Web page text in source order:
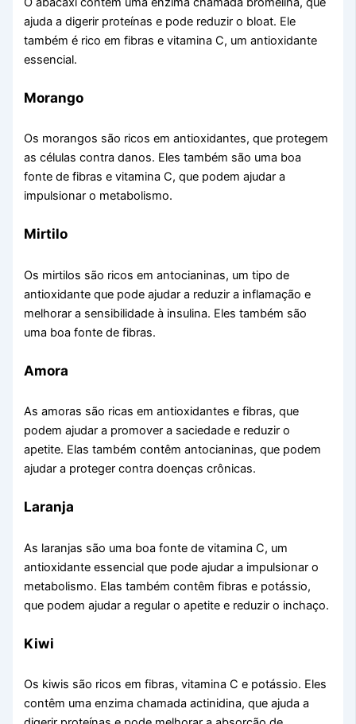
ajuda a digerir proteínas e pode reduzir o bloat. Ele
também é rico em fibras e vitamina C, um antioxidante
essencial.
Morango
Os morangos são ricos em antioxidantes, que protegem
as células contra danos. Eles também são uma boa
fonte de fibras e vitamina C, que podem ajudar a
impulsionar o metabolismo.
Mirtilo
Os mirtilos são ricos em antocianinas, um tipo de
antioxidante que pode ajudar a reduzir a inflamação e
melhorar a sensibilidade à insulina. Eles também são
uma boa fonte de fibras.
Amora
As amoras são ricas em antioxidantes e fibras, que
podem ajudar a promover a saciedade e reduzir o
apetite. Elas também contêm antocianinas, que podem
ajudar a proteger contra doenças crônicas.
Laranja
As laranjas são uma boa fonte de vitamina C, um
antioxidante essencial que pode ajudar a impulsionar o
metabolismo. Elas também contêm fibras e potássio,
que podem ajudar a regular o apetite e reduzir o inchaço.
Kiwi
Os kiwis são ricos em fibras, vitamina C e potássio. Eles
contêm uma enzima chamada actinidina, que ajuda a